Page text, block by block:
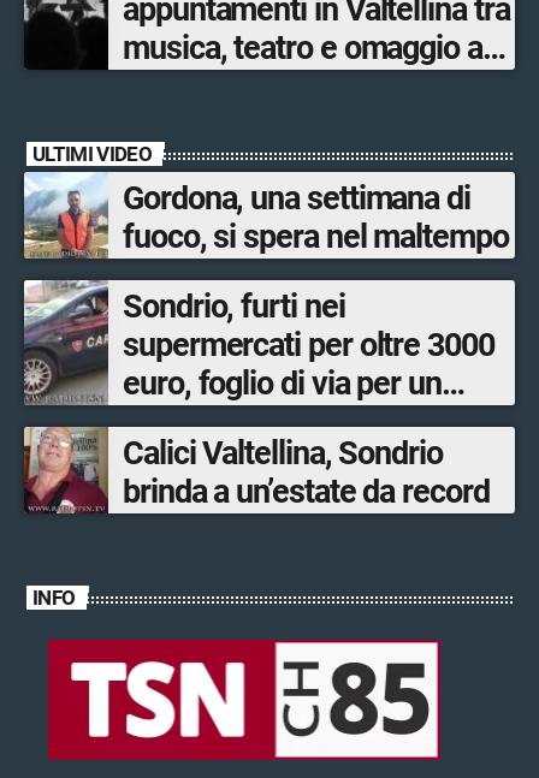
appuntamenti in Valtellina tra
musica, teatro e omaggio a
ULTIMI VIDEO
Gordona, una settimana di
fuoco, si spera nel maltempo
Sondrio, furti nei
supermercati per oltre 3000
euro, foglio di via per un
ventinovenne
Calici Valtellina, Sondrio
brinda a un’estate da record
INFO